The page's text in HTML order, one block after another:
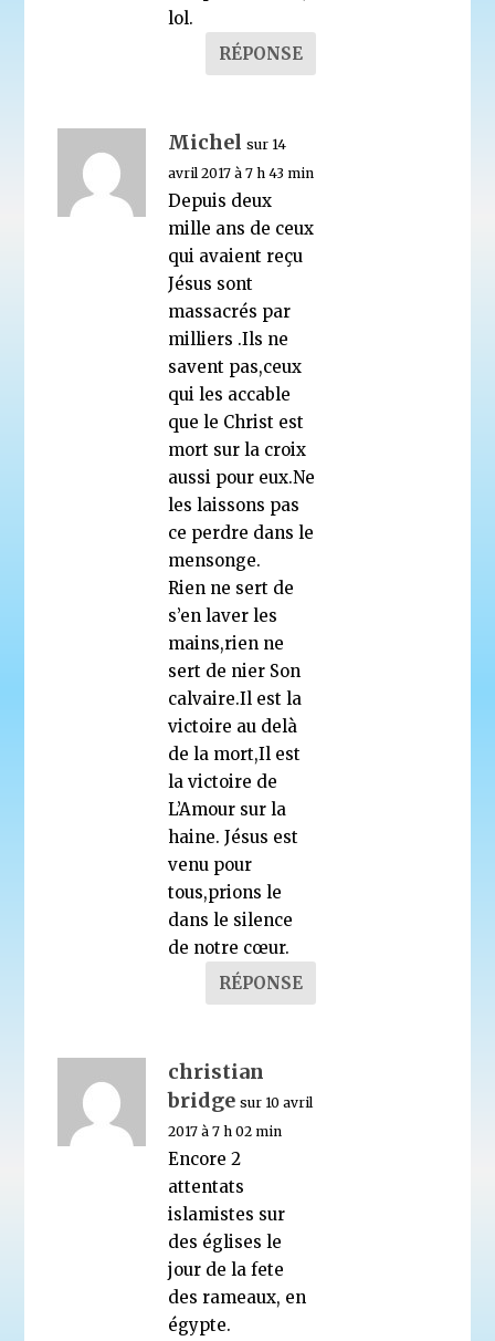
lol.
RÉPONSE
Michel sur 14
avril 2017 à 7 h 43 min
Depuis deux
mille ans de ceux
qui avaient reçu
Jésus sont
massacrés par
milliers .Ils ne
savent pas,ceux
qui les accable
que le Christ est
mort sur la croix
aussi pour eux.Ne
les laissons pas
ce perdre dans le
mensonge.
Rien ne sert de
s’en laver les
mains,rien ne
sert de nier Son
calvaire.Il est la
victoire au delà
de la mort,Il est
la victoire de
L’Amour sur la
haine. Jésus est
venu pour
tous,prions le
dans le silence
de notre cœur.
RÉPONSE
christian
bridge sur 10 avril
2017 à 7 h 02 min
Encore 2
attentats
islamistes sur
des églises le
jour de la fete
des rameaux, en
égypte.